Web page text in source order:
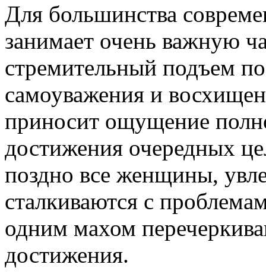
Для большинства
занимает очень важную
стремительный подъем
самоуважения и
приносит ощущение
достижения очередных
поздно все женщины,
сталкиваются с
одним махом
достижения.